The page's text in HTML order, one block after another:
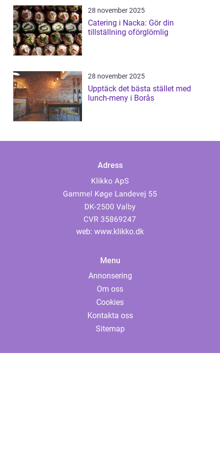
28 november 2025
Catering i Nacka: Gör din
tillställning oförglömlig
28 november 2025
Upptäck det bästa stället med
lunch-meny i Borås
Adress
web: www.klikko.dk
Menu
Annonsering
Om oss
Cookies
Kontakta oss
Sitemap